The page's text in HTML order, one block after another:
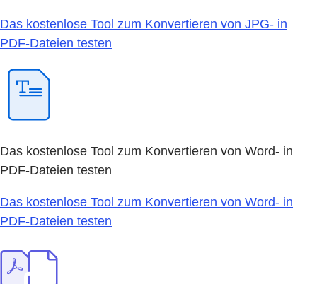
Das kostenlose Tool zum Konvertieren von JPG- in
PDF-Dateien testen
Das kostenlose Tool zum Konvertieren von Word- in
PDF-Dateien testen
Das kostenlose Tool zum Konvertieren von Word- in
PDF-Dateien testen